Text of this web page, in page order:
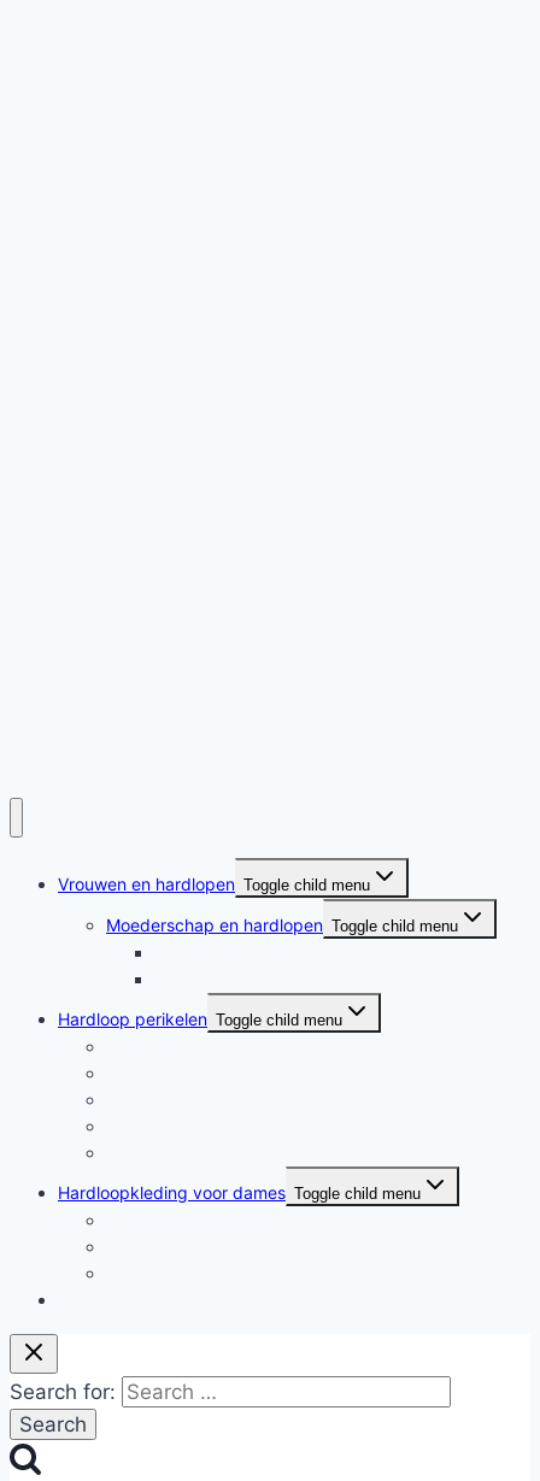
Vrouwen en hardlopen Toggle child menu
Moederschap en hardlopen Toggle child menu
Hardloop perikelen Toggle child menu
Hardloopkleding voor dames Toggle child menu
Search for: